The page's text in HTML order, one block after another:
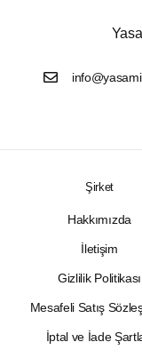
Şirket
Hakkımızda
İletişim
Gizlilik Politikası
Mesafeli Satış
İptal ve İade